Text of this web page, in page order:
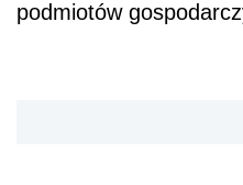
podmiotów